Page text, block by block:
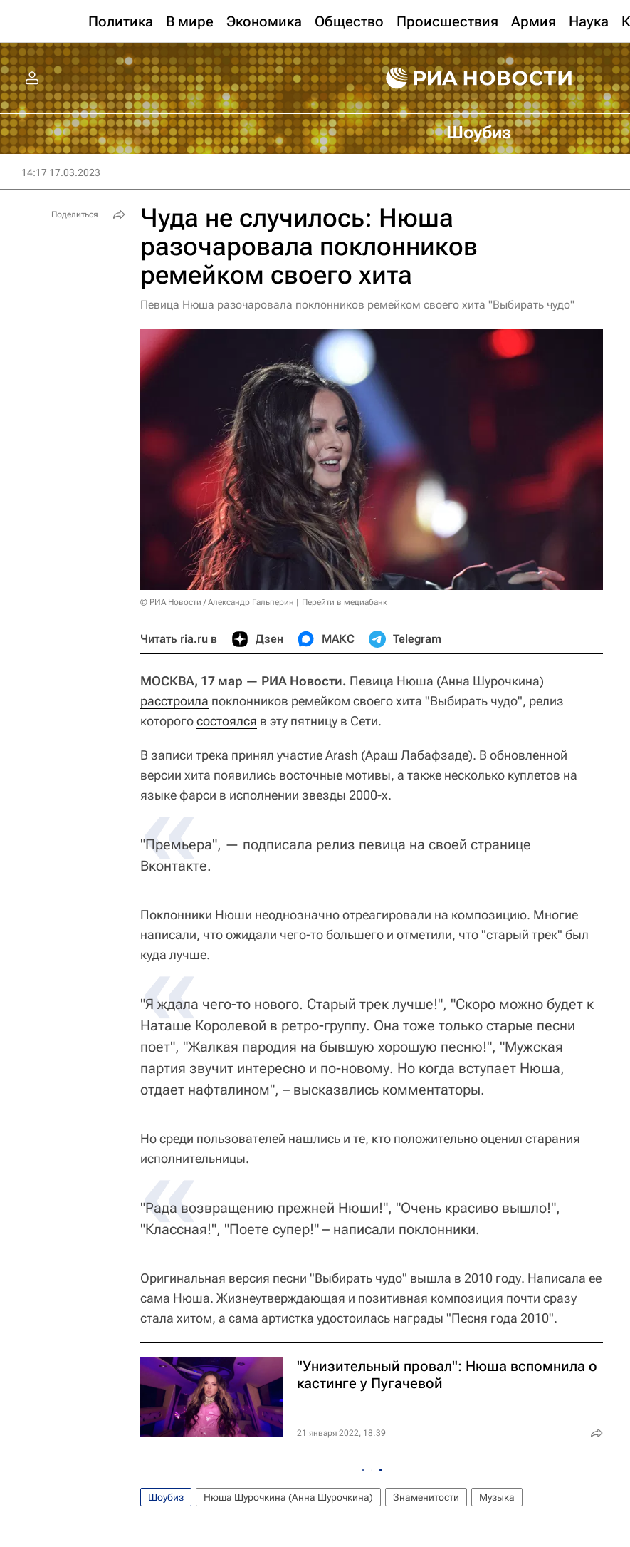
Политика В мире Экономика Общество Происшествия Армия Наука
Шоубиз
14:17 17.03.2023
Чуда не случилось: Нюша
разочаровала поклонников
ремейком своего хита
Певица Нюша разочаровала поклонников ремейком своего хита "Выбирать чудо"
© РИА Новости / Александр Гальперин Перейти в медиабанк
Читать ria.ru в Дзен МАКС Telegram
МОСКВА, 17 мар — РИА Новости. Певица Нюша (Анна Шурочкина)
расстроила поклонников ремейком своего хита "Выбирать чудо", релиз
которогосостоялся в эту пятницу в Сети.
В записи трека принял участие Arash (Араш Лабафзаде). В обновленной
версии хита появились восточные мотивы, а также несколько куплетов на
языке фарси в исполнении звезды 2000-х.
«
"Премьера", — подписала релиз певица на своей странице
Вконтакте.
Поклонники Нюши неоднозначно отреагировали на композицию. Многие
написали, что ожидали чего-то большего и отметили, что "старый трек" был
куда лучше.
«
"Я ждала чего-то нового. Старый трек лучше!", "Скоро можно будет к
Наташе Королевой в ретро-группу. Она тоже только старые песни
поет", "Жалкая пародия на бывшую хорошую песню!", "Мужская
партия звучит интересно и по-новому. Но когда вступает Нюша,
отдает нафталином", – высказались комментаторы.
Но среди пользователей нашлись и те, кто положительно оценил старания
исполнительницы.
«
"Рада возвращению прежней Нюши!", "Очень красиво вышло!",
"Классная!", "Поете супер!" – написали поклонники.
Оригинальная версия песни "Выбирать чудо" вышла в 2010 году. Написала ее
сама Нюша. Жизнеутверждающая и позитивная композиция почти сразу
стала хитом, а сама артистка удостоилась награды "Песня года 2010".
"Унизительный провал": Нюша вспомнила о
кастинге у Пугачевой
21 января 2022, 18:39
Шоубиз Нюша Шурочкина (Анна Шурочкина) Знаменитости Музыка
Поделиться